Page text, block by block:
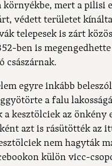
környékbe, mert a pilisi
védett területet
telepesek is zárt
ben is
császárnak.
egyre inkább
a falu
kesztölciek az önkény
azt is rásütötték az
nem hagyták
külön vicc-